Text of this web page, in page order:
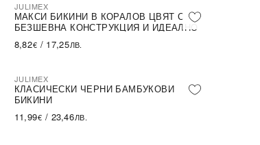
ПОСЛЕДНА БРОЙКА
JULIMEX
МАКСИ БИКИНИ В КОРАЛОВ ЦВЯТ С
БЕЗШЕВНА КОНСТРУКЦИЯ И ИДЕАЛНО
ПРИЛЯГАНЕ
8,82€ / 17,25ЛВ.
JULIMEX
КЛАСИЧЕСКИ ЧЕРНИ БАМБУКОВИ
БИКИНИ
11,99€ / 23,46ЛВ.